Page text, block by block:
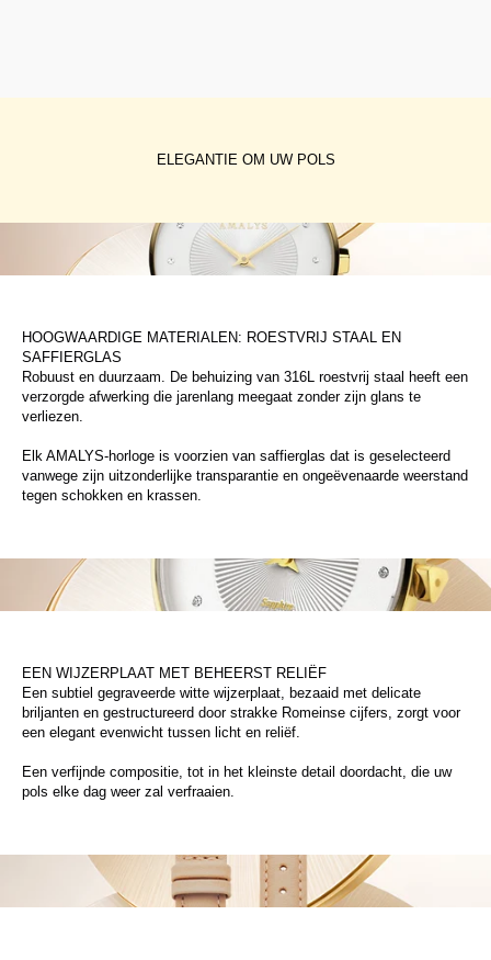
ELEGANTIE OM UW POLS
HOOGWAARDIGE MATERIALEN: ROESTVRIJ STAAL EN
SAFFIERGLAS
Robuust en duurzaam. De behuizing van 316L roestvrij staal heeft een
verzorgde afwerking die jarenlang meegaat zonder zijn glans te
verliezen.
Elk AMALYS-horloge is voorzien van saffierglas dat is geselecteerd
vanwege zijn uitzonderlijke transparantie en ongeëvenaarde weerstand
tegen schokken en krassen.
EEN WIJZERPLAAT MET BEHEERST RELIËF
Een subtiel gegraveerde witte wijzerplaat, bezaaid met delicate
briljanten en gestructureerd door strakke Romeinse cijfers, zorgt voor
een elegant evenwicht tussen licht en reliëf.
Een verfijnde compositie, tot in het kleinste detail doordacht, die uw
pols elke dag weer zal verfraaien.